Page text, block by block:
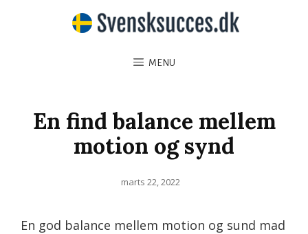
MENU
En find balance mellem
motion og synd
Posted
marts 22, 2022
En god balance mellem motion og sund mad